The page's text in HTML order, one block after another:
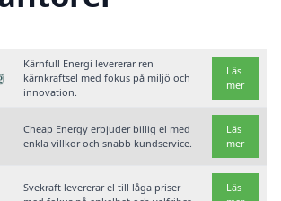
Kärnfull Energi levererar ren
kärnkraftsel med fokus på miljö och
innovation.
Läs
mer
Cheap Energy erbjuder billig el med
enkla villkor och snabb kundservice.
Läs
mer
Svekraft levererar el till låga priser
Läs